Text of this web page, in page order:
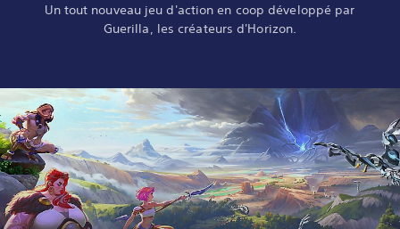
Un tout nouveau jeu d'action en coop développé par
Guerilla, les créateurs d'Horizon.